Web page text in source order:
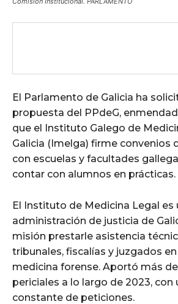
El Parlamento de Galicia ha
propuesta del PPdeG,
que el Instituto Galego de
Galicia (Imelga) firme convenios
con escuelas y facultades
contar con alumnos en prácticas.
El Instituto de Medicina Legal es
administración de justicia de
misión prestarle asistencia
tribunales, fiscalías y juzgados
medicina forense. Aportó más
periciales a lo largo de 2023, con
constante de peticiones.